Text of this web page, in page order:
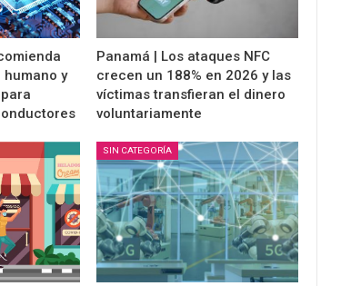
y
Panamá | Los ataques NFC
crecen un 188% en 2026 y las
víctimas transfieran el dinero
voluntariamente
SIN CATEGORÍA